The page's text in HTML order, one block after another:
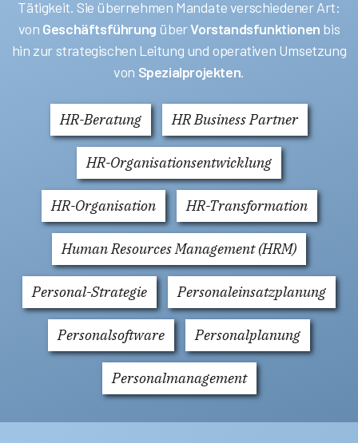
Tätigkeit. Sie übernehmen Mandate verschiedener Art:
von Geschäftsführung überVorstandsfunktionen bis
hin zur strategischen Leitung und operativen Umsetzung
von Spezialprojekten.
HR-Beratung HR Business Partner
HR-Organisationsentwicklung
HR-Organisation HR-Transformation
Human Resources Management (HRM)
Personal-Strategie Personaleinsatzplanung
Personalsoftware Personalplanung
Personalmanagement